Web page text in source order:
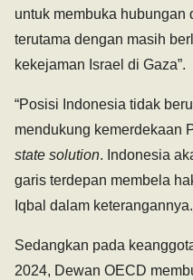
untuk membuka hubungan
terutama dengan masih
kekejaman Israel di Gaza”.
“Posisi Indonesia tidak
mendukung kemerdekaan
state solution. Indonesia
garis terdepan membela
Iqbal dalam keterangannya.
Sedangkan pada
2024, Dewan OECD